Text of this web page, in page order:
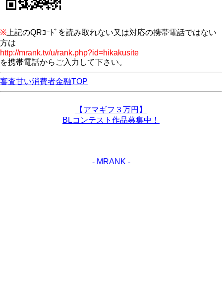
※ 上記のQRｺｰﾄﾞを読み取れない又は対応の携帯電話ではない
方は
http://mrank.tv/u/rank.php?id=hikakusite
を携帯電話からご入力して下さい。
審査甘い消費者金融TOP
【アマギフ３万円】
BLコンテスト作品募集中！
- MRANK -